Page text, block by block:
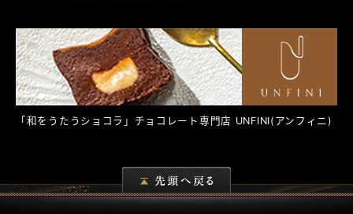
「和をうたうショコラ」チョコレート専門店 UNFINI(アンフィニ)